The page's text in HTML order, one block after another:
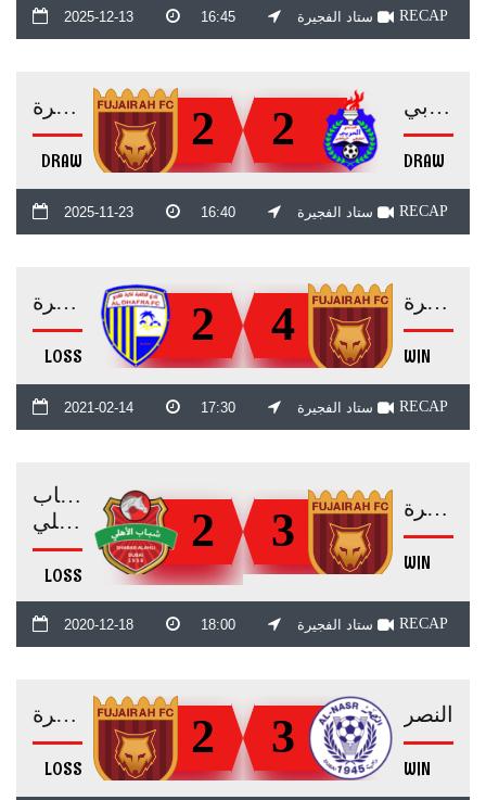
2025-12-13 16:45 ستاد الفجيرة RECAP
2 الفجيرة
DRAW
2 العربي
DRAW
2025-11-23 16:40 ستاد الفجيرة RECAP
2 الظفرة
LOSS
4 الفجيرة
WIN
2021-02-14 17:30 ستاد الفجيرة RECAP
2
شباب
الأهلي
LOSS
3 الفجيرة
WIN
2020-12-18 18:00 ستاد الفجيرة RECAP
2 الفجيرة
LOSS
3 النصر
WIN